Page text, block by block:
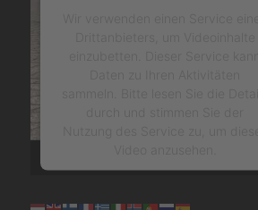
Mehr Informationen